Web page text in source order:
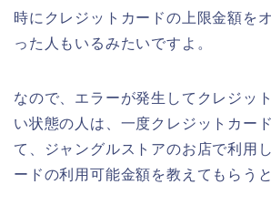
時にクレジットカードの上限金額を
った人もいるみたいですよ。
なので、エラーが発生してクレジッ
い状態の人は、一度クレジットカー
て、ジャングルストアのお店で利用
ードの利用可能金額を教えてもらう